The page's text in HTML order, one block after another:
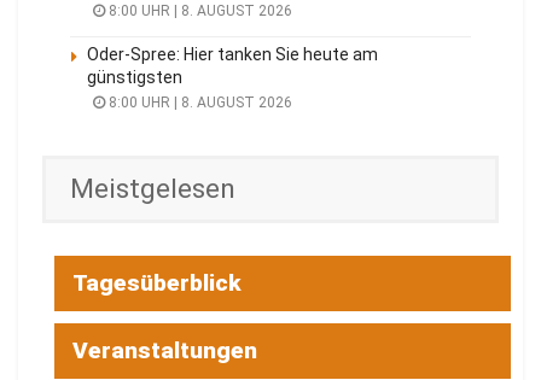
8:00 UHR | 8. AUGUST 2026
Oder-Spree: Hier tanken Sie heute am
günstigsten
8:00 UHR | 8. AUGUST 2026
Meistgelesen
Tagesüberblick
Veranstaltungen